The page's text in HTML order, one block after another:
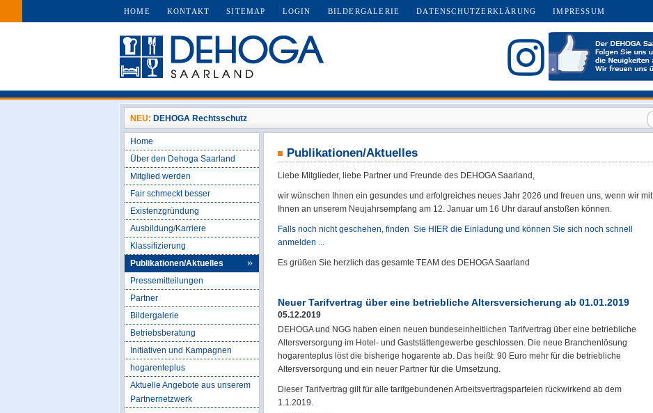
HOME KONTAKT SITEMAP LOGIN BILDERGALERIE DATENSCHUTZERKLÄRUNG IMPRESSUM
NEU: DEHOGA Rechtsschutz
Home
Über den Dehoga Saarland
Mitglied werden
Fair schmeckt besser
Existenzgründung
Ausbildung/Karriere
Klassifizierung
Publikationen/Aktuelles
Pressemitteilungen
Partner
Bildergalerie
Betriebsberatung
Initiativen und Kampagnen
hogarenteplus
Aktuelle Angebote aus unserem
Partnernetzwerk
Publikationen/Aktuelles
Liebe Mitglieder, liebe Partner und Freunde des DEHOGA Saarland,
wir wünschen Ihnen ein gesundes und erfolgreiches neues Jahr 2026 und freuen uns, wenn wir mit
Ihnen an unserem Neujahrsempfang am 12. Januar um 16 Uhr darauf anstoßen können.
Falls noch nicht geschehen, finden Sie HIER die Einladung und können Sie sich noch schnell
anmelden ...
Es grüßen Sie herzlich das gesamte TEAM des DEHOGA Saarland
Neuer Tarifvertrag über eine betriebliche Altersversicherung ab 01.01.2019
05.12.2019
DEHOGA und NGG haben einen neuen bundeseinheitlichen Tarifvertrag über eine betriebliche
Altersversorgung im Hotel- und Gaststättengewerbe geschlossen. Die neue Branchenlösung
hogarenteplus löst die bisherige hogarente ab. Das heißt: 90 Euro mehr für die betriebliche
Altersversorgung und ein neuer Partner für die Umsetzung.
Dieser Tarifvertrag gilt für alle tarifgebundenen Arbeitsvertragsparteien rückwirkend ab dem
1.1.2019.